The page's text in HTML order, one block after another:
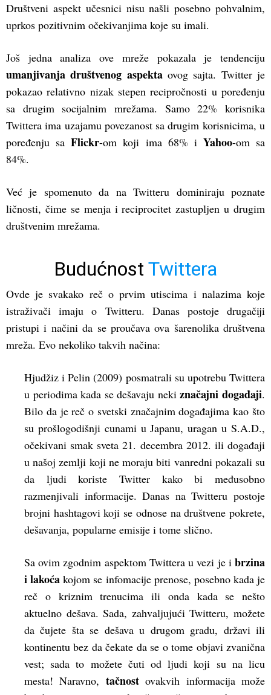
Društveni aspekt učesnici nisu našli posebno pohvalnim,
uprkos pozitivnim očekivanjima koje su imali.
Još jedna analiza ove mreže pokazala je tendenciju
umanjivanja društvenog aspektaovog sajta. Twitter je
pokazao relativno nizak stepen recipročnosti u poređenju
sa drugim socijalnim mrežama. Samo 22% korisnika
Twittera ima uzajamu povezanost sa drugim korisnicima, u
poređenju saFlickr-om koji ima 68% i Yahoo-om sa
84%.
Već je spomenuto da na Twitteru dominiraju poznate
ličnosti, čime se menja i reciprocitet zastupljen u drugim
društvenim mrežama.
Budućnost Twittera
Ovde je svakako reč o prvim utiscima i nalazima koje
istraživači imaju o Twitteru. Danas postoje drugačiji
pristupi i načini da se proučava ova šarenolika društvena
mreža. Evo nekoliko takvih načina:
Hjudžiz i Pelin (2009) posmatrali su upotrebu Twittera
u periodima kada se dešavaju nekiznačajni događaji.
Bilo da je reč o svetski značajnim događajima kao što
su prošlogodišnji cunami u Japanu, uragan u S.A.D.,
očekivani smak sveta 21. decembra 2012. ili događaji
u našoj zemlji koji ne moraju biti vanredni pokazali su
da ljudi koriste Twitter kako bi međusobno
razmenjivali informacije. Danas na Twitteru postoje
brojni hashtagovi koji se odnose na društvene pokrete,
dešavanja, popularne emisije i tome slično.
Sa ovim zgodnim aspektom Twittera u vezi je i brzina
i lakoća kojom se infomacije prenose, posebno kada je
reč o kriznim trenucima ili onda kada se nešto
aktuelno dešava. Sada, zahvaljujući Twitteru, možete
da čujete šta se dešava u drugom gradu, državi ili
kontinentu bez da čekate da se o tome objavi zvanična
vest; sada to možete čuti od ljudi koji su na licu
mesta! Naravno, tačnostovakvih informacija može